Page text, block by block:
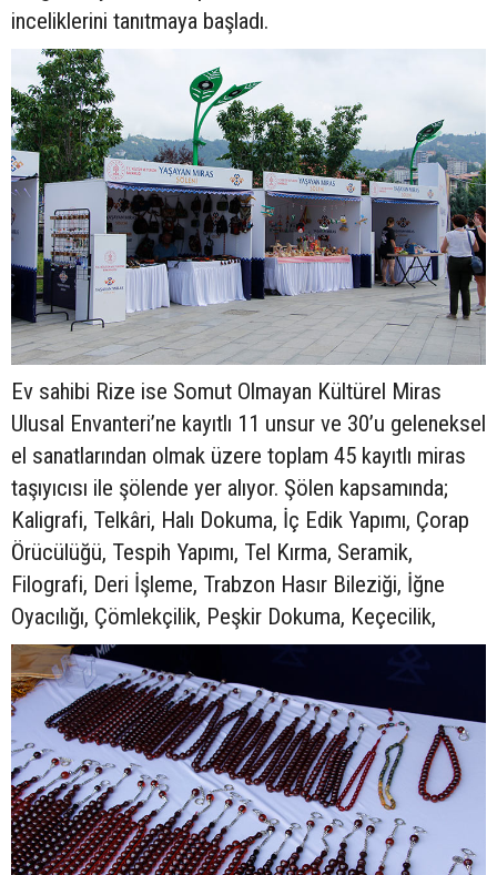
inceliklerini tanıtmaya başladı.
Ev sahibi Rize ise Somut Olmayan Kültürel Miras
Ulusal Envanteri’ne kayıtlı 11 unsur ve 30’u geleneksel
el sanatlarından olmak üzere toplam 45 kayıtlı miras
taşıyıcısı ile şölende yer alıyor. Şölen kapsamında;
Kaligrafi, Telkâri, Halı Dokuma, İç Edik Yapımı, Çorap
Örücülüğü, Tespih Yapımı, Tel Kırma, Seramik,
Filografi, Deri İşleme, Trabzon Hasır Bileziği, İğne
Oyacılığı, Çömlekçilik, Peşkir Dokuma, Keçecilik,